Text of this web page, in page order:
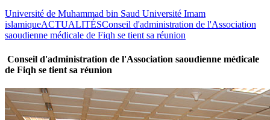
Université de Muhammad bin Saud Université Imam
islamiqueACTUALITÉSConseil d'administration de l'Association
saoudienne médicale de Fiqh se tient sa réunion
Conseil d'administration de l'Association saoudienne médicale
de Fiqh se tient sa réunion